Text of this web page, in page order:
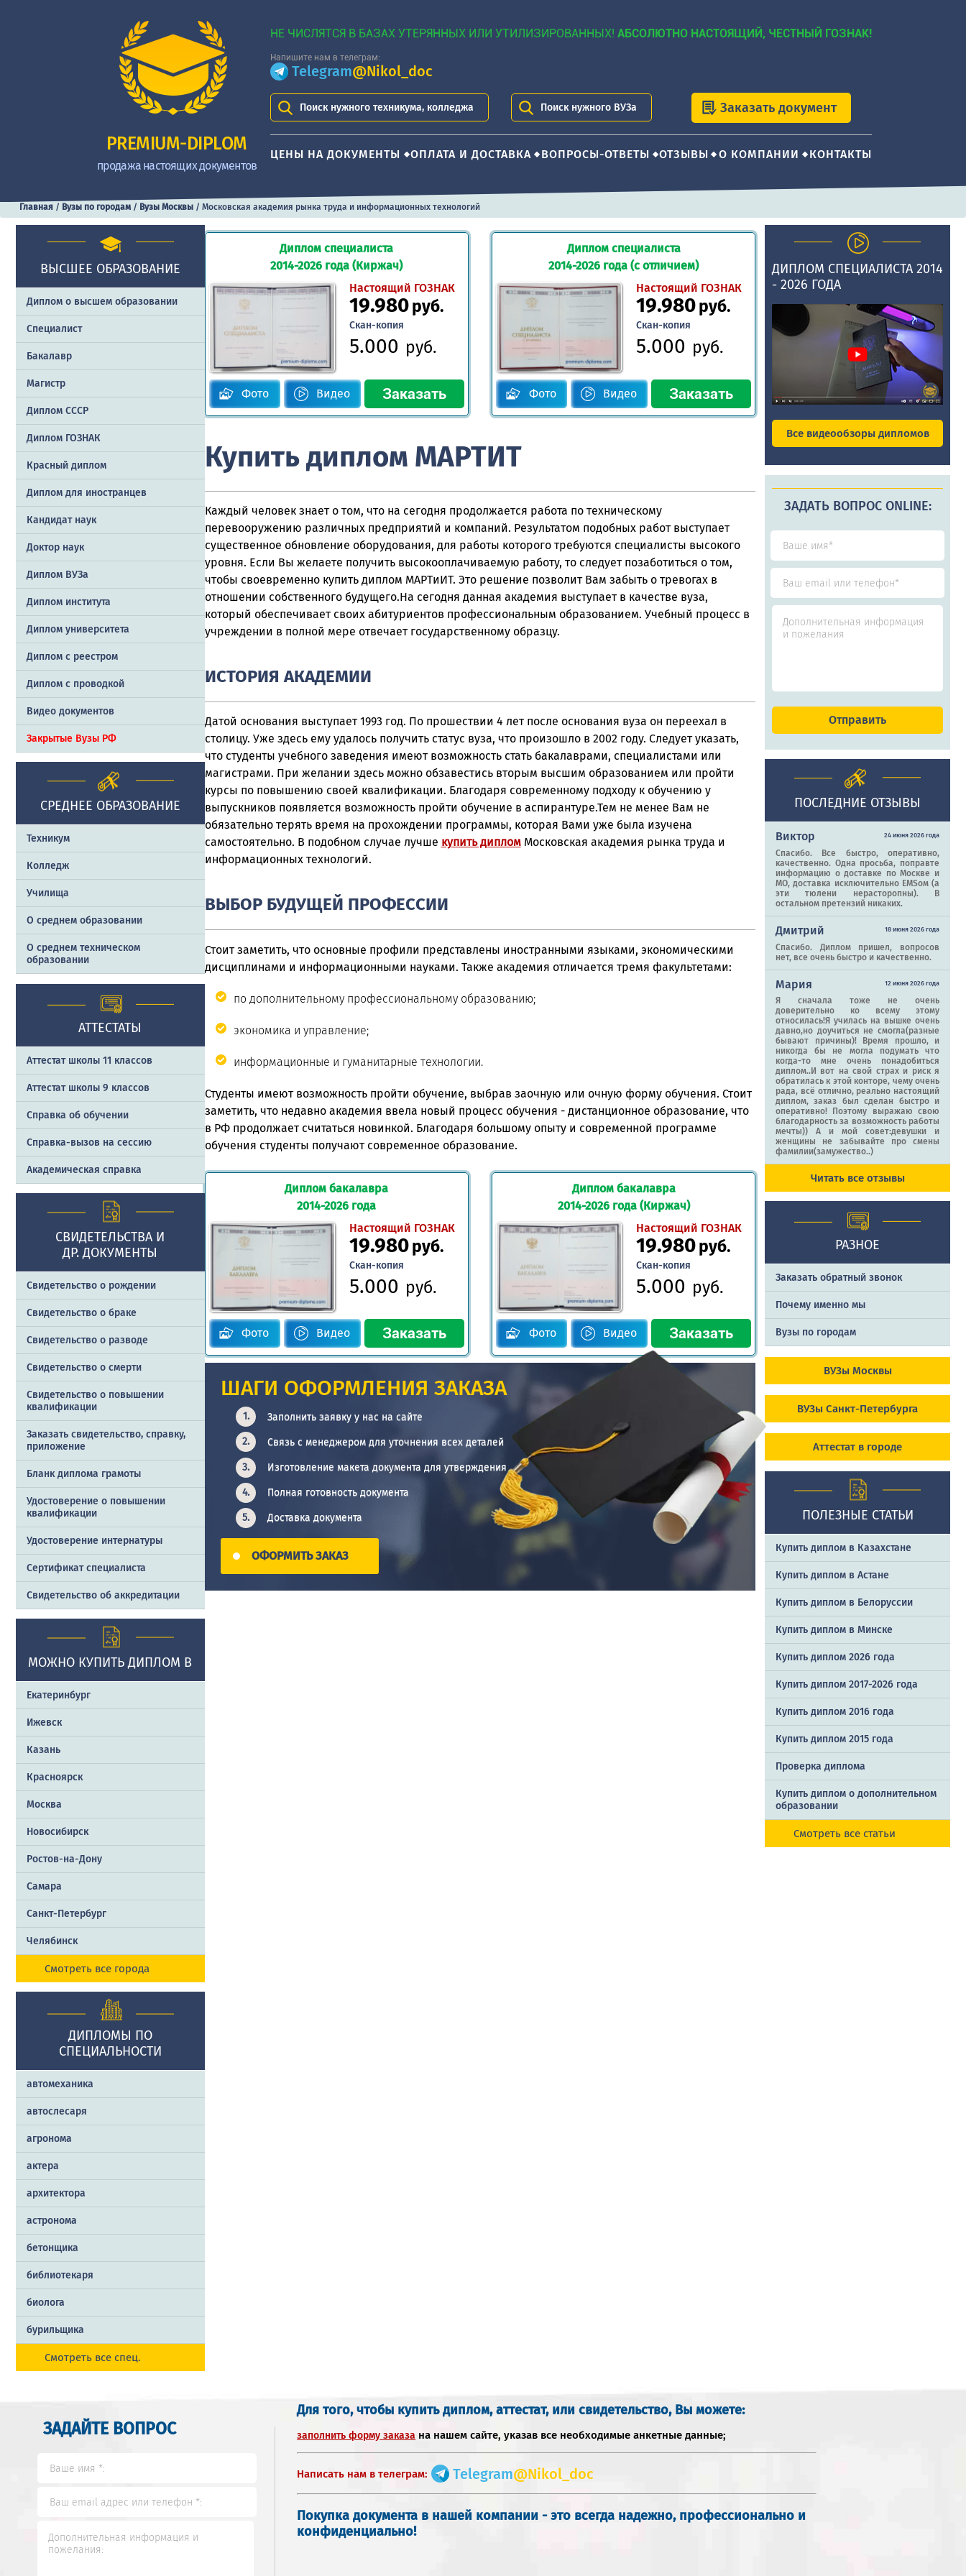
PREMIUM-DIPLOM
продажа настоящих документов
НЕ ЧИСЛЯТСЯ В БАЗАХ УТЕРЯННЫХ ИЛИ УТИЛИЗИРОВАННЫХ!АБСОЛЮТНО НАСТОЯЩИЙ, ЧЕСТНЫЙ ГОЗНАК!
Напишите нам в телеграм:
Telegram@Nikol_doc
Поиск нужного техникума, колледжа Поиск нужного ВУЗа Заказать документ
ЦЕНЫ НА ДОКУМЕНТЫ ОПЛАТА И ДОСТАВКА ВОПРОСЫ-ОТВЕТЫ ОТЗЫВЫ О КОМПАНИИ КОНТАКТЫ
Главная / Вузы по городам / Вузы Москвы / Московская академия рынка труда и информационных технологий
ВЫСШЕЕ ОБРАЗОВАНИЕ
Диплом о высшем образовании
Специалист
Бакалавр
Магистр
Диплом СССР
Диплом ГОЗНАК
Красный диплом
Диплом для иностранцев
Кандидат наук
Доктор наук
Диплом ВУЗа
Диплом института
Диплом университета
Диплом с реестром
Диплом с проводкой
Видео документов
Закрытые Вузы РФ
СРЕДНЕЕ ОБРАЗОВАНИЕ
Техникум
Колледж
Училища
О среднем образовании
О среднем техническом
образовании
АТТЕСТАТЫ
Аттестат школы 11 классов
Аттестат школы 9 классов
Справка об обучении
Справка-вызов на сессию
Академическая справка
СВИДЕТЕЛЬСТВА И
ДР. ДОКУМЕНТЫ
Свидетельство о рождении
Свидетельство о браке
Свидетельство о разводе
Свидетельство о смерти
Свидетельство о повышении
квалификации
Заказать cвидетельство, справку,
приложение
Бланк диплома грамоты
Удостоверение о повышении
квалификации
Удостоверение интернатуры
Сертификат специалиста
Свидетельство об аккредитации
МОЖНО КУПИТЬ ДИПЛОМ В
Екатеринбург
Ижевск
Казань
Красноярск
Москва
Новосибирск
Ростов-на-Дону
Самара
Санкт-Петербург
Челябинск
Смотреть все города
ДИПЛОМЫ ПО
СПЕЦИАЛЬНОСТИ
автомеханика
автослесаря
агронома
актера
архитектора
астронома
бетонщика
библиотекаря
биолога
бурильщика
Смотреть все спец.
Диплом специалиста
2014-2026 года (Киржач)
Настоящий ГОЗНАК
19.980руб.
Скан-копия
5.000 руб.
Фото Видео
Диплом специалиста
2014-2026 года (с отличием)
Настоящий ГОЗНАК
19.980руб.
Скан-копия
5.000 руб.
Фото Видео
Купить диплом МАРТИТ
Каждый человек знает о том, что на сегодня продолжается работа по техническому
перевооружению различных предприятий и компаний. Результатом подобных работ выступает
существенное обновление оборудования, для работы которого требуются специалисты высокого
уровня. Если Вы желаете получить высокооплачиваемую работу, то следует позаботиться о том,
чтобы своевременно купить диплом МАРТиИТ. Это решение позволит Вам забыть о тревогах в
отношении собственного будущего.На сегодня данная академия выступает в качестве вуза,
который обеспечивает своих абитуриентов профессиональным образованием. Учебный процесс в
учреждении в полной мере отвечает государственному образцу.
ИСТОРИЯ АКАДЕМИИ
Датой основания выступает 1993 год. По прошествии 4 лет после основания вуза он переехал в
столицу. Уже здесь ему удалось получить статус вуза, что произошло в 2002 году. Следует указать,
что студенты учебного заведения имеют возможность стать бакалаврами, специалистами или
магистрами. При желании здесь можно обзавестись вторым высшим образованием или пройти
курсы по повышению своей квалификации. Благодаря современному подходу к обучению у
выпускников появляется возможность пройти обучение в аспирантуре.Тем не менее Вам не
обязательно терять время на прохождении программы, которая Вами уже была изучена
самостоятельно. В подобном случае лучше купить дипломМосковская академия рынка труда и
информационных технологий.
ВЫБОР БУДУЩЕЙ ПРОФЕССИИ
Стоит заметить, что основные профили представлены иностранными языками, экономическими
дисциплинами и информационными науками. Также академия отличается тремя факультетами:
по дополнительному профессиональному образованию;
экономика и управление;
информационные и гуманитарные технологии.
Студенты имеют возможность пройти обучение, выбрав заочную или очную форму обучения. Стоит
заметить, что недавно академия ввела новый процесс обучения - дистанционное образование, что
в РФ продолжает считаться новинкой. Благодаря большому опыту и современной программе
обучения студенты получают современное образование.
Диплом бакалавра
2014-2026 года
Настоящий ГОЗНАК
19.980руб.
Скан-копия
5.000 руб.
Фото Видео
Диплом бакалавра
2014-2026 года (Киржач)
Настоящий ГОЗНАК
19.980руб.
Скан-копия
5.000 руб.
Фото Видео
ШАГИ ОФОРМЛЕНИЯ ЗАКАЗА
Заполнить заявку у нас на сайте
Связь с менеджером для уточнения всех деталей
Изготовление макета документа для утверждения
Полная готовность документа
Доставка документа
ОФОРМИТЬ ЗАКАЗ
ДИПЛОМ СПЕЦИАЛИСТА 2014
- 2026 ГОДА
Все видеообзоры дипломов
ЗАДАТЬ ВОПРОС ONLINE:
ПОСЛЕДНИЕ ОТЗЫВЫ
Виктор 24 июня 2026 года
Спасибо. Все быстро, оперативно,
качественно. Одна просьба, поправте
информацию о доставке по Москве и
МО, доставка исключительно EMSом (а
эти тюлени нерасторопны). В
остальном претензий никаких.
Дмитрий 18 июня 2026 года
Спасибо. Диплом пришел, вопросов
нет, все очень быстро и качественно.
Мария 12 июня 2026 года
Я сначала тоже не очень
доверительно ко всему этому
относилась!Я училась на вышке очень
давно,но доучиться не смогла(разные
бывают причины)! Время прошло, и
никогда бы не могла подумать что
когда-то мне очень понадобиться
диплом..И вот на свой страх и риск я
обратилась к этой конторе, чему очень
рада, всё отлично, реально настоящий
диплом, заказ был сделан быстро и
оперативно! Поэтому выражаю свою
благодарность за возможность работы
мечты)) А и мой совет:девушки и
женщины не забывайте про смены
фамилии(замужество..)
Читать все отзывы
РАЗНОЕ
Заказать обратный звонок
Почему именно мы
Вузы по городам
ВУЗы Москвы
ВУЗы Санкт-Петербурга
Аттестат в городе
ПОЛЕЗНЫЕ СТАТЬИ
Купить диплом в Казахстане
Купить диплом в Астане
Купить диплом в Белоруссии
Купить диплом в Минске
Купить диплом 2026 года
Купить диплом 2017-2026 года
Купить диплом 2016 года
Купить диплом 2015 года
Проверка диплома
Купить диплом о дополнительном
образовании
Смотреть все статьи
ЗАДАЙТЕ ВОПРОС
Для того, чтобы купить диплом, аттестат, или свидетельство, Вы можете:
заполнить форму заказа на нашем сайте, указав все необходимые анкетные данные;
Написать нам в телеграм: Telegram@Nikol_doc
Покупка документа в нашей компании - это всегда надежно, профессионально и
конфиденциально!